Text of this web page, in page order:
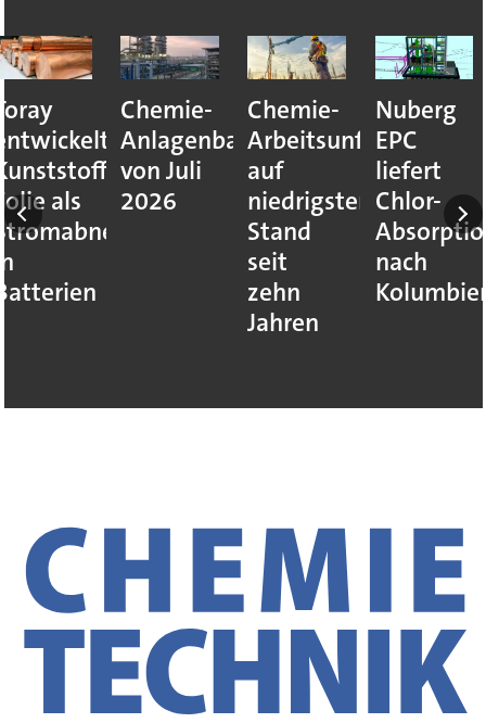
Chemie-
Anlagenbauprojekte
von Juli
2026
Chemie-
Arbeitsunfälle
auf
niedrigstem
Nuberg
EPC
liefert
Chlor-
Absorptionssystem
nach
Kolumbien
Aktuelle
für